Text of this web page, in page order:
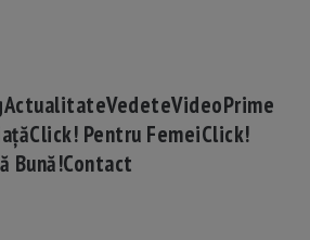
ActualitateVedeteVideoPrime
Click! Pentru FemeiClick!
Bună!Contact